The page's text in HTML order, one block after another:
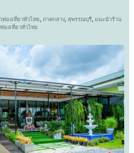
ท่องเที่ยวทั่วไทย ภาคกลาง สุพรรณบุรี แนะนำร้าน
องเที่ยวทั่วไทย